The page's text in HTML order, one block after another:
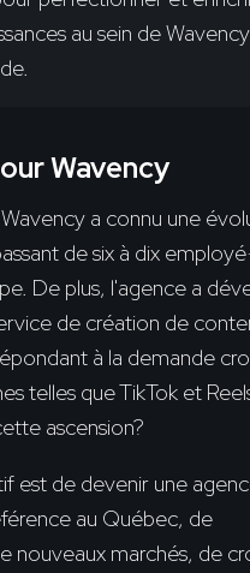
au sein de
Wavency
a connu une
de six à dix
De plus, l'agence a
de création de
à la demande
telles que TikTok et
ascension?
est de devenir une
au Québec, de
nouveaux marchés, de